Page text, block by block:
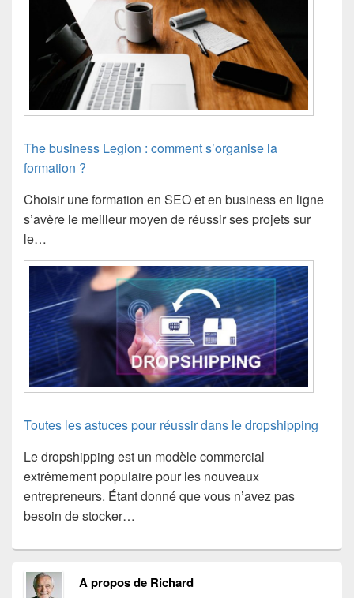
The business Legion : comment s’organise la
formation ?
Choisir une formation en SEO et en business en ligne
s’avère le meilleur moyen de réussir ses projets sur
le…
Toutes les astuces pour réussir dans le dropshipping
Le dropshipping est un modèle commercial
extrêmement populaire pour les nouveaux
entrepreneurs. Étant donné que vous n’avez pas
besoin de stocker…
A propos de Richard